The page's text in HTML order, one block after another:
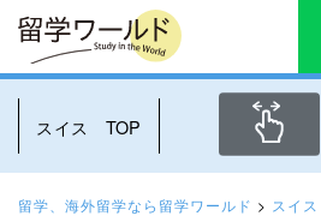
スイス TOP
留学、海外留学なら留学ワールド > スイス